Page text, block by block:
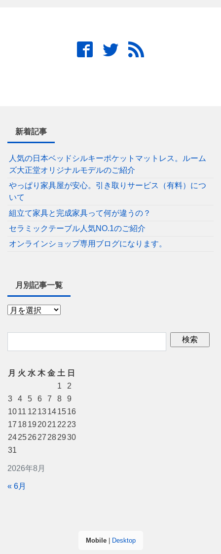
新着記事
人気の日本ベッドシルキーポケットマットレス。ルーム
ズ大正堂オリジナルモデルのご紹介
やっぱり家具屋が安心。引き取りサービス（有料）につ
いて
組立て家具と完成家具って何が違うの？
セラミックテーブル人気NO.1のご紹介
オンラインショップ専用ブログになります。
月別記事一覧
2026年8月
月 火 水 木 金 土 日
1
2
3
4 5 6 7 8
9
1011 12 13141516
17 181920212223
24252627282930
31
« 6月
Mobile| Desktop